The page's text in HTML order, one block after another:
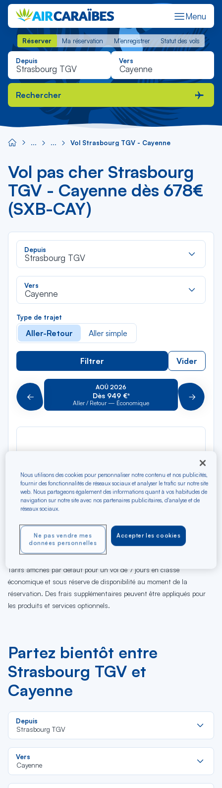
Menu
Réserver Ma réservation M'enregistrer Statut des vols
Réserver Ma réservation M'enregistrer Statut des vols
Depuis Vers
Rechercher
Vol Strasbourg TGV - Cayenne
Vol pas cher Strasbourg
TGV - Cayenne dès 678€
(SXB-CAY)
Depuis
Strasbourg TGV
Vers
Cayenne
Type de trajet
Aller-Retour Aller simple
Filtrer Vider
Précédent
AOÛ 2026
Dès 949 €*
Aller / Retour — Économique Suivant
09
Di
AOÛ
10
Lu
11
Ma
12
Me
13
14
15
Sa
16
Di
17
Lu
18
Ma
Tarifs affichés par défaut pour un vol de 7 jours en classe
économique et sous réserve de disponibilité au moment de la
réservation. Des frais supplémentaires peuvent être appliqués pour
les produits et services optionnels.
Partez bientôt entre
Strasbourg TGV et
Cayenne
Depuis
Strasbourg TGV
Vers
Cayenne
Nous utilisons des cookies pour personnaliser notre contenu et nos publicités,
fournir des fonctionnalités de réseaux sociaux et analyser le trafic sur notre site
web. Nous partageons également des informations quant à vos habitudes de
navigation sur notre site avec nos partenaires publicitaires, d'analyse et de
réseaux sociaux.
Accepter les cookies
Ne pas vendre mes
données personnelles